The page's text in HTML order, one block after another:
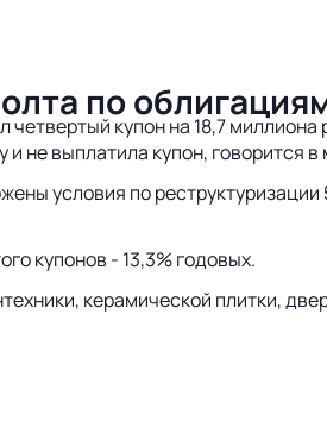
по
купон на 18,7 миллиона
не выплатила купон, говорится
условия по
купонов - 13,3% годовых.
керамической плитки,